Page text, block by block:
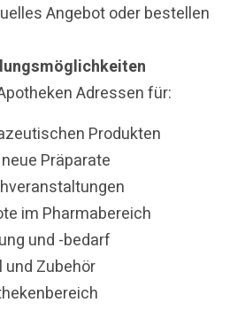
Angebot oder bestellen
Adressen für:
Produkten
Präparate
im Pharmabereich
und -bedarf
Zubehör